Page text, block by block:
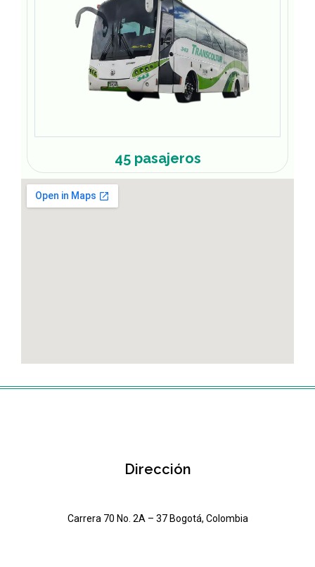
45 pasajeros
Dirección
Carrera 70 No. 2A – 37 Bogotá, Colombia